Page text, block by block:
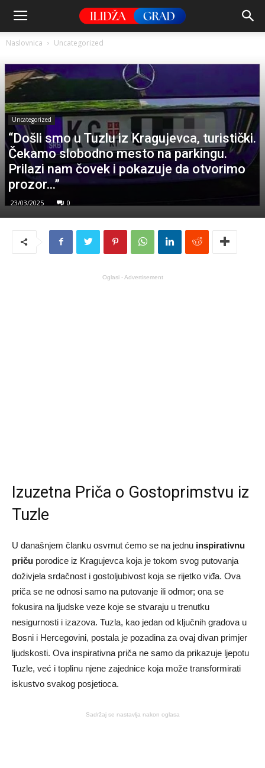
Naslovnica Uncategorized
Uncategorized
“Došli smo u Tuzlu iz Kragujevca, turistički.
Čekamo slobodno mesto na parkingu.
Prilazi nam čovek i pokazuje da otvorimo
prozor…”
23/03/2025 0
Oglasi - Advertisement
Izuzetna Priča o Gostoprimstvu iz
Tuzle
U današnjem članku osvrnut ćemo se na jednu inspirativnu
priču porodice iz Kragujevca koja je tokom svog putovanja
doživjela srdačnost i gostoljubivost koja se rijetko viđa. Ova
priča se ne odnosi samo na putovanje ili odmor; ona se
fokusira na ljudske veze koje se stvaraju u trenutku
nesigurnosti i izazova. Tuzla, kao jedan od ključnih gradova u
Bosni i Hercegovini, postala je pozadina za ovaj divan primjer
ljudskosti. Ova inspirativna priča ne samo da prikazuje ljepotu
Tuzle, već i toplinu njene zajednice koja može transformirati
iskustvo svakog posjetioca.
Sadržaj se nastavlja nakon oglasa